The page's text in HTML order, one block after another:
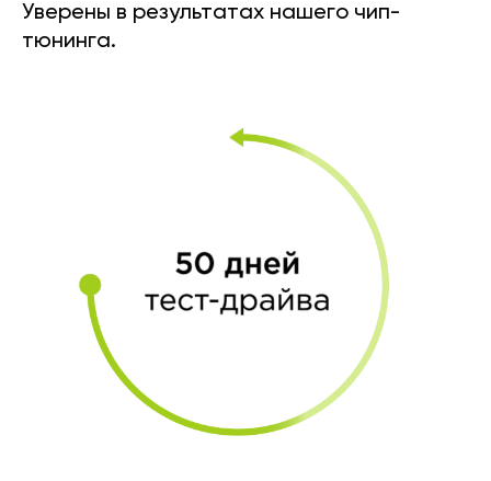
Уверены в результатах нашего чип-
тюнинга.